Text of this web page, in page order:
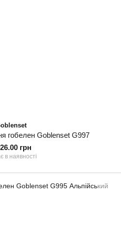
гобелен Goblenset G997
грн
в наявності